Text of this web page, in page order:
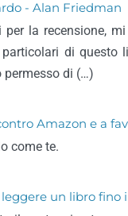
- Alan Friedman
per la recensione,
di
permesso di (…)
Amazon e a
come te.
un libro fino